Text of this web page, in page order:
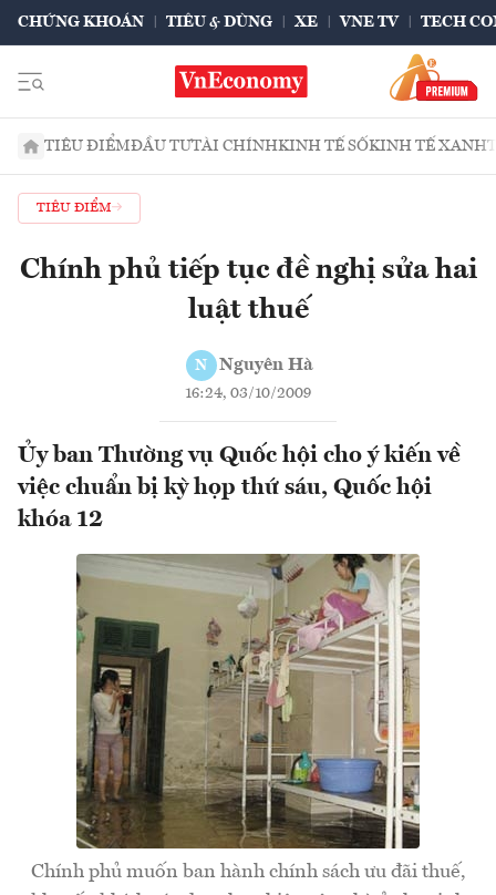
CHỨNG KHOÁN TIÊU & DÙNG XE VNE TV TECH
TIÊU ĐIỂMĐẦU TƯTÀI CHÍNHKINH TẾ SỐKINH TẾ XANH
TIÊU ĐIỂM
Chính phủ tiếp tục đề nghị sửa hai
luật thuế
N Nguyên Hà
16:24, 03/10/2009
Ủy ban Thường vụ Quốc hội cho ý kiến về
việc chuẩn bị kỳ họp thứ sáu, Quốc hội
khóa 12
Chính phủ muốn ban hành chính sách ưu đãi thuế,